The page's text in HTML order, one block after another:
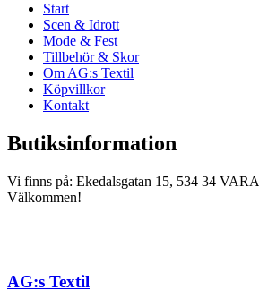
Start
Scen & Idrott
Mode & Fest
Tillbehör & Skor
Om AG:s Textil
Köpvillkor
Kontakt
Butiksinformation
Vi finns på: Ekedalsgatan 15, 534 34 VARA
Välkommen!
AG:s Textil